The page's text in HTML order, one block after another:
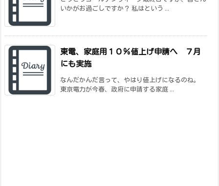
いかがお過ごしですか？ 私はという ...
東電、家庭用１０％値上げ申請へ ７月
にも実施
なんだかんだ言って、やはり値上げになるのね。
東京電力が今春、政府に申請する家庭 ...